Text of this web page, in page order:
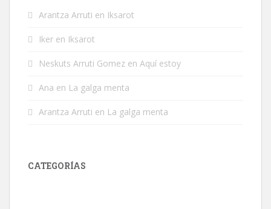
Arantza Arruti en Iksarot
Iker en Iksarot
Neskuts Arruti Gomez en Aquí estoy
Ana en La galga menta
Arantza Arruti en La galga menta
CATEGORÍAS